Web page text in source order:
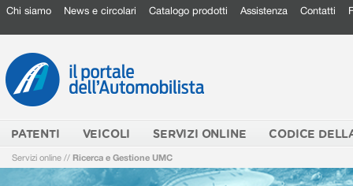
Chi siamo News e circolari Catalogo prodotti Assistenza Contatti
PATENTI VEICOLI SERVIZI ONLINE CODICE
Servizi online // Ricerca e Gestione UMC